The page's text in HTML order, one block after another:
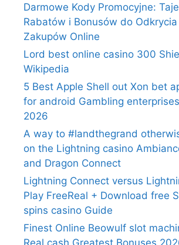
Darmowe Kody Promocyjne:
Rabatów i Bonusów do
Zakupów Online
Lord best online casino 300
Wikipedia
5 Best Apple Shell out Xon bet
for android Gambling
2026
A way to #landthegrand
on the Lightning casino
and Dragon Connect
Lightning Connect versus
Play FreeReal + Download free
spins casino Guide
Finest Online Beowulf slot